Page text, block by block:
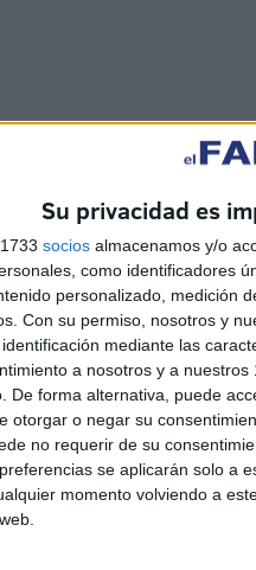
Su privacidad es
socios almacenamos y/o
como identificadores
personalizado, medición
Con su permiso, nosotros y
mediante las
a nosotros y a
De forma alternativa, puede
otorgar o negar su
no requerir de su
se aplicarán solo a
momento volviendo a
impartiendo clase y
un gran amor por la música
Rafael Esquivel, Luis e
en la que han
con otros
otros sonidos más serenos